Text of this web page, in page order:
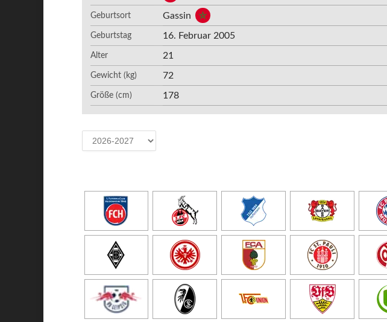
Geburtsort Gassin
Geburtstag 16. Februar 2005
Alter 21
Gewicht (kg) 72
Größe (cm) 178